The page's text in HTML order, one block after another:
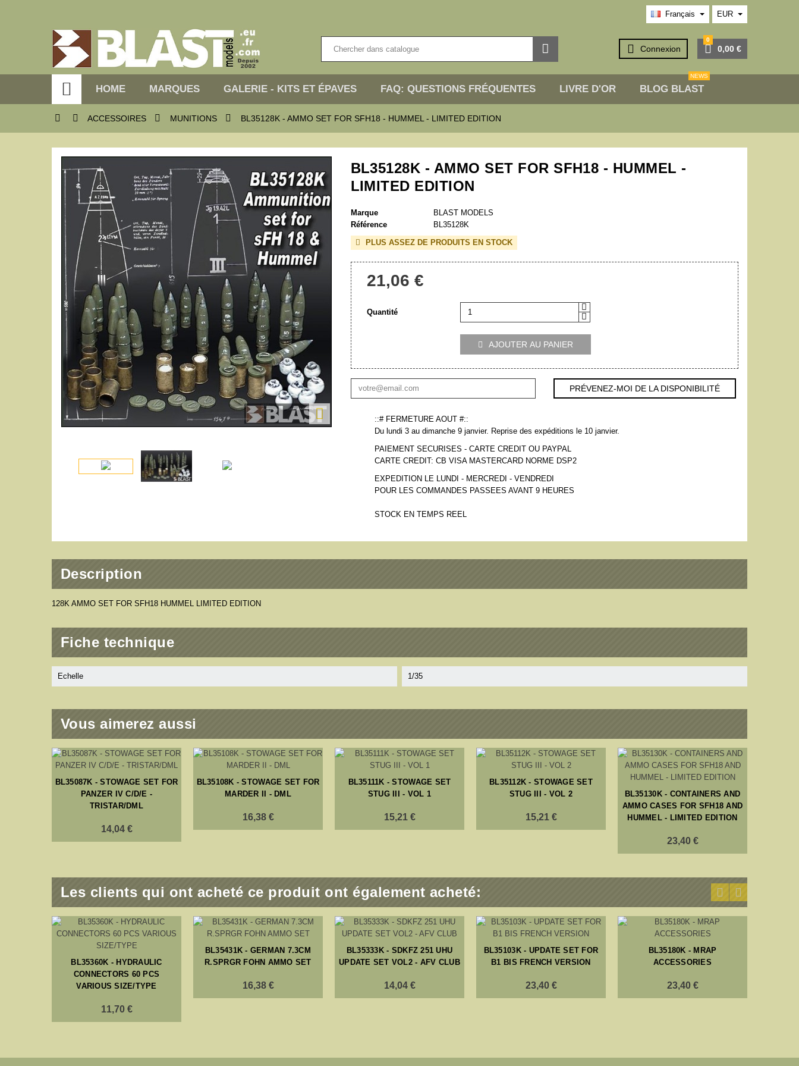
Français EUR
  Connexion  0,00 €
0
 HOME MARQUES GALERIE - KITS ET ÉPAVES FAQ: QUESTIONS FRÉQUENTES LIVRE D'OR BLOG BLAST
NEWS
  ACCESSOIRES  MUNITIONS  BL35128K - AMMO SET FOR SFH18 - HUMMEL - LIMITED EDITION

BL35128K - AMMO SET FOR SFH18 - HUMMEL -
LIMITED EDITION
Marque
BLAST MODELS
Référence
BL35128K
 PLUS ASSEZ DE PRODUITS EN STOCK
21,06 €
Quantité
 AJOUTER AU PANIER
PRÉVENEZ-MOI DE LA DISPONIBILITÉ
::# FERMETURE AOUT #::
Du lundi 3 au dimanche 9 janvier. Reprise des expéditions le 10 janvier.
PAIEMENT SECURISES - CARTE CREDIT OU PAYPAL
CARTE CREDIT: CB VISA MASTERCARD NORME DSP2
EXPEDITION LE LUNDI - MERCREDI - VENDREDI
POUR LES COMMANDES PASSEES AVANT 9 HEURES
STOCK EN TEMPS REEL
Description
128K AMMO SET FOR SFH18 HUMMEL LIMITED EDITION
Fiche technique
Echelle 1/35
Vous aimerez aussi
BL35087K - STOWAGE SET FOR
PANZER IV C/D/E -
TRISTAR/DML
14,04 €
BL35108K - STOWAGE SET FOR
MARDER II - DML
16,38 €
BL35111K - STOWAGE SET
STUG III - VOL 1
15,21 €
BL35112K - STOWAGE SET
STUG III - VOL 2
15,21 €
BL35130K - CONTAINERS AND
AMMO CASES FOR SFH18 AND
HUMMEL - LIMITED EDITION
23,40 €
Les clients qui ont acheté ce produit ont également acheté:
BL35360K - HYDRAULIC
CONNECTORS 60 PCS
VARIOUS SIZE/TYPE
11,70 €
BL35431K - GERMAN 7.3CM
R.SPRGR FOHN AMMO SET
16,38 €
BL35333K - SDKFZ 251 UHU
UPDATE SET VOL2 - AFV CLUB
14,04 €
BL35103K - UPDATE SET FOR
B1 BIS FRENCH VERSION
23,40 €
BL35180K - MRAP
ACCESSORIES
23,40 €